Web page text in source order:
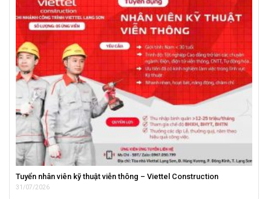
Tuyển nhân viên kỹ thuật viễn thông – Viettel Construction
31/07/2026